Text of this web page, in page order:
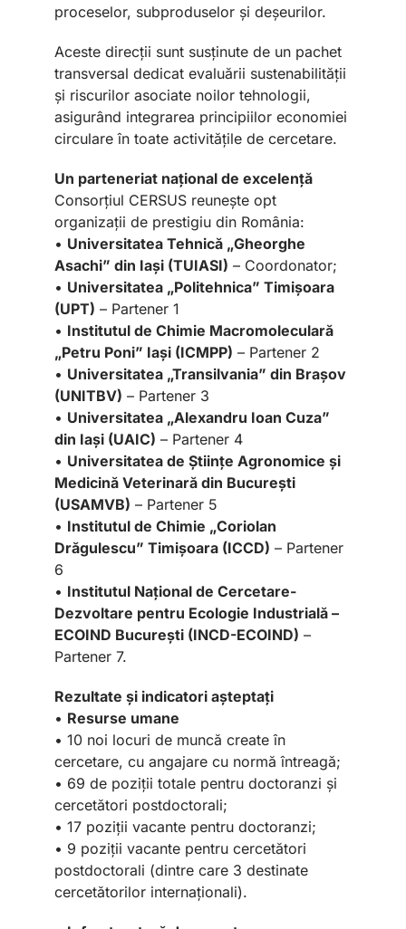
proceselor, subproduselor și deșeurilor.
Aceste direcții sunt susținute de un pachet
transversal dedicat evaluării sustenabilității
și riscurilor asociate noilor tehnologii,
asigurând integrarea principiilor economiei
circulare în toate activitățile de cercetare.
Un parteneriat național de excelență
Consorțiul CERSUS reunește opt
organizații de prestigiu din România:
• Universitatea Tehnică „Gheorghe
Asachi” din Iași (TUIASI) – Coordonator;
• Universitatea „Politehnica” Timișoara
(UPT) – Partener 1
• Institutul de Chimie Macromoleculară
„Petru Poni” Iași (ICMPP) – Partener 2
• Universitatea „Transilvania” din Brașov
(UNITBV) – Partener 3
• Universitatea „Alexandru Ioan Cuza”
din Iași (UAIC) – Partener 4
• Universitatea de Științe Agronomice și
Medicină Veterinară din București
(USAMVB) – Partener 5
• Institutul de Chimie „Coriolan
Drăgulescu” Timișoara (ICCD) – Partener
6
• Institutul Național de Cercetare-
Dezvoltare pentru Ecologie Industrială –
ECOIND București (INCD-ECOIND) –
Partener 7.
Rezultate și indicatori așteptați
• Resurse umane
• 10 noi locuri de muncă create în
cercetare, cu angajare cu normă întreagă;
• 69 de poziții totale pentru doctoranzi și
cercetători postdoctorali;
• 17 poziții vacante pentru doctoranzi;
• 9 poziții vacante pentru cercetători
postdoctorali (dintre care 3 destinate
cercetătorilor internaționali).